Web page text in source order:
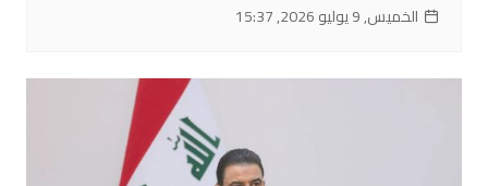
الخميس, 9 يوليو 2026, 15:37